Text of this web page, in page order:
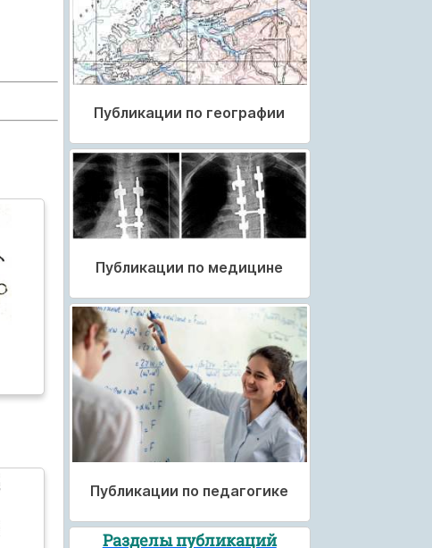
Публикации по географии
Публикации по медицине
Публикации по педагогике
Разделы публикаций